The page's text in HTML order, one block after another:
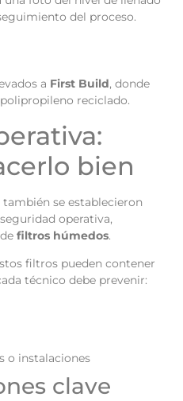
del proceso.
a First Build, donde
reciclado.
bien
se establecieron
operativa,
filtros húmedos.
filtros pueden contener
técnico debe prevenir:
o instalaciones
clave